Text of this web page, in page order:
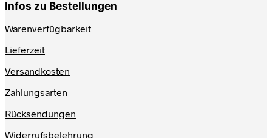
Infos zu Bestellungen
Warenverfügbarkeit
Lieferzeit
Versandkosten
Zahlungsarten
Rücksendungen
Widerrufsbelehrung